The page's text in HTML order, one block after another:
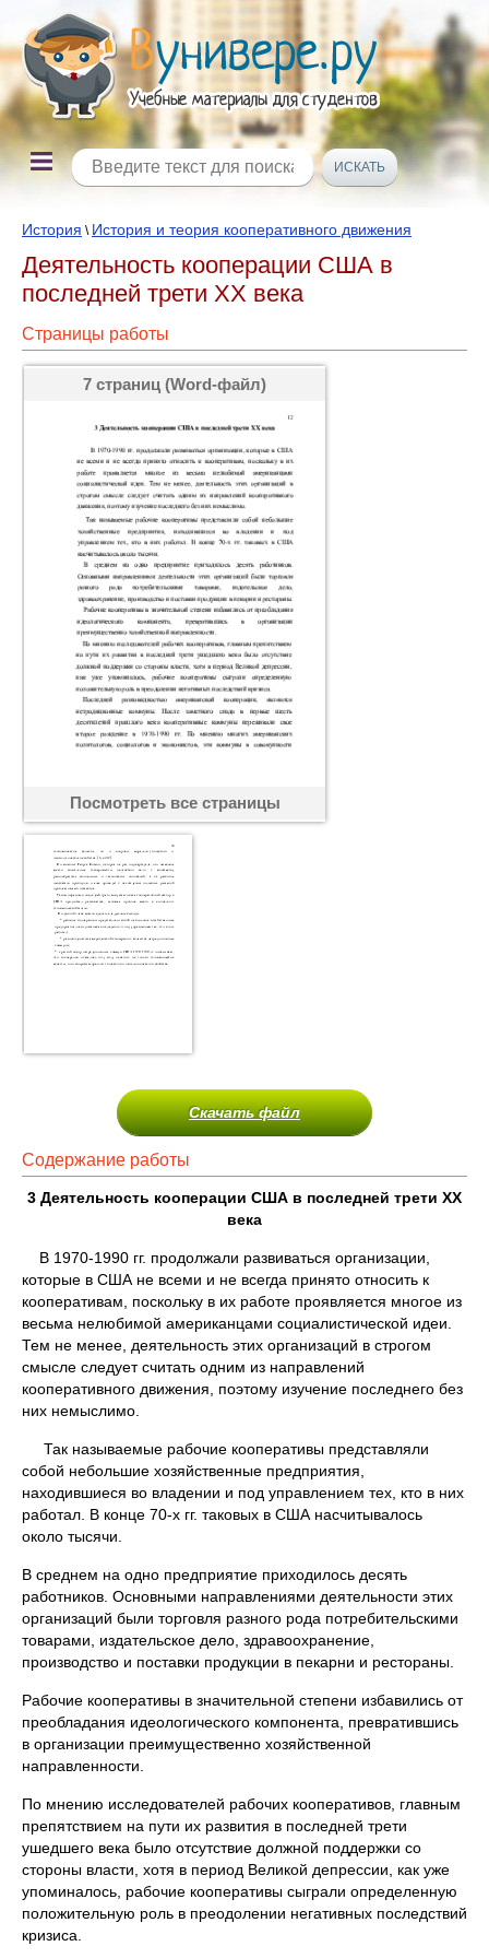
История \ История и теория кооперативного движения
Деятельность кооперации США в
последней трети XX века
Страницы работы
7 страниц (Word-файл)
Посмотреть все страницы
Скачать файл
Содержание работы
3 Деятельность кооперации США в последней трети XX
века
В 1970-1990 гг. продолжали развиваться организации,
которые в США не всеми и не всегда принято относить к
кооперативам, по­скольку в их работе проявляется многое из
весьма нелюбимой амери­канцами социалистической идеи.
Тем не менее, деятельность этих организаций в строгом
смысле следует считать од­ним из направлений
кооперативного движения, поэтому изучение по­следнего без
них немыслимо.
Так называемые рабочие кооперативы представляли
собой не­большие хозяйственные предприятия,
находившиеся во владении и под управлением тех, кто в них
работал. В конце 70-х гг. таковых в США насчитывалось
около тысячи.
В среднем на одно предприятие приходилось десять
работников. Основными направлениями деятельности этих
организаций были тор­говля разного рода потребительскими
товарами, издательское дело, здравоохранение,
производство и поставки продукции в пекарни и рестораны.
Рабочие кооперативы в значительной степени избавились от
преобладания идеологического компонента, превратившись
в организации преимущественно хозяйственной
направленности.
По мнению исследователей рабочих кооперативов, главным
пре­пятствием на пути их развития в последней трети
ушедшего века бы­ло отсутствие должной поддержки со
стороны власти, хотя в период Великой депрессии, как уже
упоминалось, рабочие кооперативы сыг­рали определенную
положительную роль в преодолении негативных последствий
кризиса.